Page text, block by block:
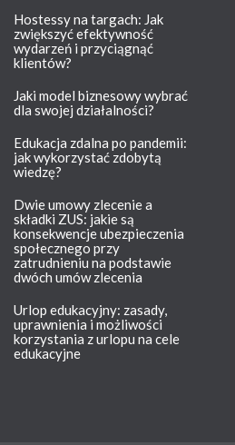
Hostessy na targach: Jak
zwiększyć efektywność
wydarzeń i przyciągnąć
klientów?
Jaki model biznesowy wybrać
dla swojej działalności?
Edukacja zdalna po pandemii:
jak wykorzystać zdobytą
wiedzę?
Dwie umowy zlecenie a
składki ZUS: jakie są
konsekwencje ubezpieczenia
społecznego przy
zatrudnieniu na podstawie
dwóch umów zlecenia
Urlop edukacyjny: zasady,
uprawnienia i możliwości
korzystania z urlopu na cele
edukacyjne